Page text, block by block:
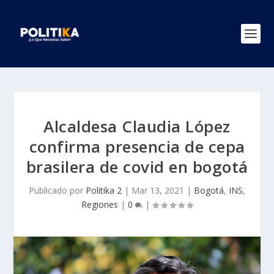
Alcaldesa Claudia López
confirma presencia de cepa
brasilera de covid en bogotá
Publicado por Politika 2 | Mar 13, 2021 | Bogotá, INS,
Regiones | 0 |